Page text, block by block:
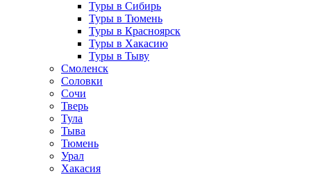
Туры в Сибирь
Туры в Тюмень
Туры в Красноярск
Туры в Хакасию
Туры в Тыву
Смоленск
Соловки
Сочи
Тверь
Тула
Тыва
Тюмень
Урал
Хакасия